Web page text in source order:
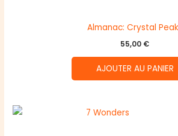
Almanac: Crystal
55,00 €
AJOUTER AU PANIER